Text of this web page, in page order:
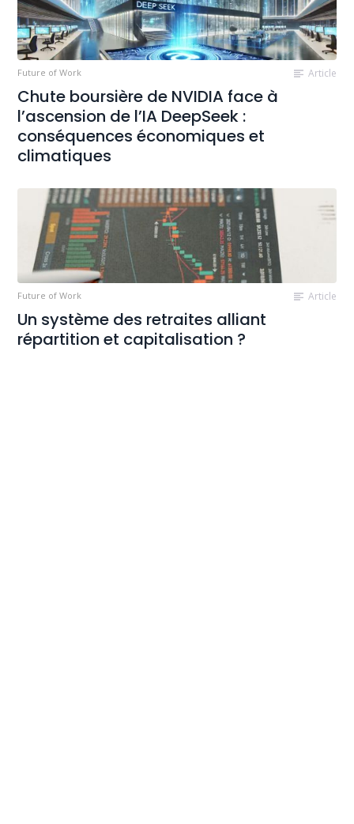
Future of Work Article
Chute boursière de NVIDIA face à
l’ascension de l’IA DeepSeek :
conséquences économiques et
climatiques
Future of Work Article
Un système des retraites alliant
répartition et capitalisation ?